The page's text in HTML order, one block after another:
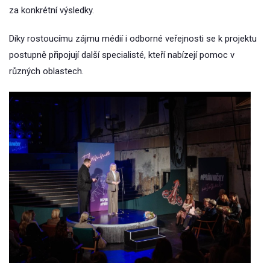
za konkrétní výsledky.
Díky rostoucímu zájmu médií i odborné veřejnosti se k projektu
postupně připojují další specialisté, kteří nabízejí pomoc v
různých oblastech.